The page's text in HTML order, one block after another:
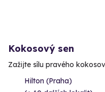
Kokosový sen
Zažijte sílu pravého
Hilton (Praha)